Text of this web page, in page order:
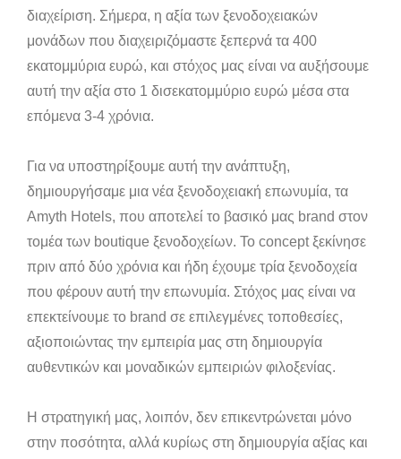
διαχείριση. Σήμερα, η αξία των ξενοδοχειακών
μονάδων που διαχειριζόμαστε ξεπερνά τα 400
εκατομμύρια ευρώ, και στόχος μας είναι να αυξήσουμε
αυτή την αξία στο 1 δισεκατομμύριο ευρώ μέσα στα
επόμενα 3-4 χρόνια.
Για να υποστηρίξουμε αυτή την ανάπτυξη,
δημιουργήσαμε μια νέα ξενοδοχειακή επωνυμία, τα
Amyth Hotels, που αποτελεί το βασικό μας brand στον
τομέα των boutique ξενοδοχείων. Το concept ξεκίνησε
πριν από δύο χρόνια και ήδη έχουμε τρία ξενοδοχεία
που φέρουν αυτή την επωνυμία. Στόχος μας είναι να
επεκτείνουμε το brand σε επιλεγμένες τοποθεσίες,
αξιοποιώντας την εμπειρία μας στη δημιουργία
αυθεντικών και μοναδικών εμπειριών φιλοξενίας.
Η στρατηγική μας, λοιπόν, δεν επικεντρώνεται μόνο
στην ποσότητα, αλλά κυρίως στη δημιουργία αξίας και